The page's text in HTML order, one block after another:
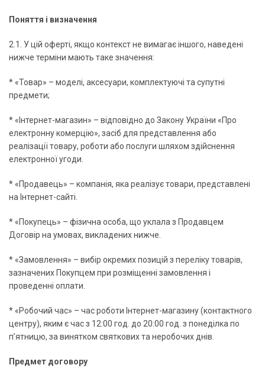
Поняття і визначення
2.1. У цій оферті, якщо контекст не вимагає іншого, наведені
нижче терміни мають таке значення:
* «Товар» – моделі, аксесуари, комплектуючі та супутні
предмети;
* «Інтернет-магазин» – відповідно до Закону України «Про
електронну комерцію», засіб для представлення або
реалізації товару, роботи або послуги шляхом здійснення
електронної угоди.
* «Продавець» – компанія, яка реалізує товари, представлені
на Інтернет-сайті.
* «Покупець» – фізична особа, що уклала з Продавцем
Договір на умовах, викладених нижче.
* «Замовлення» – вибір окремих позицій з переліку товарів,
зазначених Покупцем при розміщенні замовлення і
проведенні оплати.
* «Робочий час» – час роботи Інтернет-магазину (контактного
центру), яким є час з 12:00 год. до 20:00 год. з понеділка по
п’ятницю, за винятком святкових та неробочих днів.
Предмет договору